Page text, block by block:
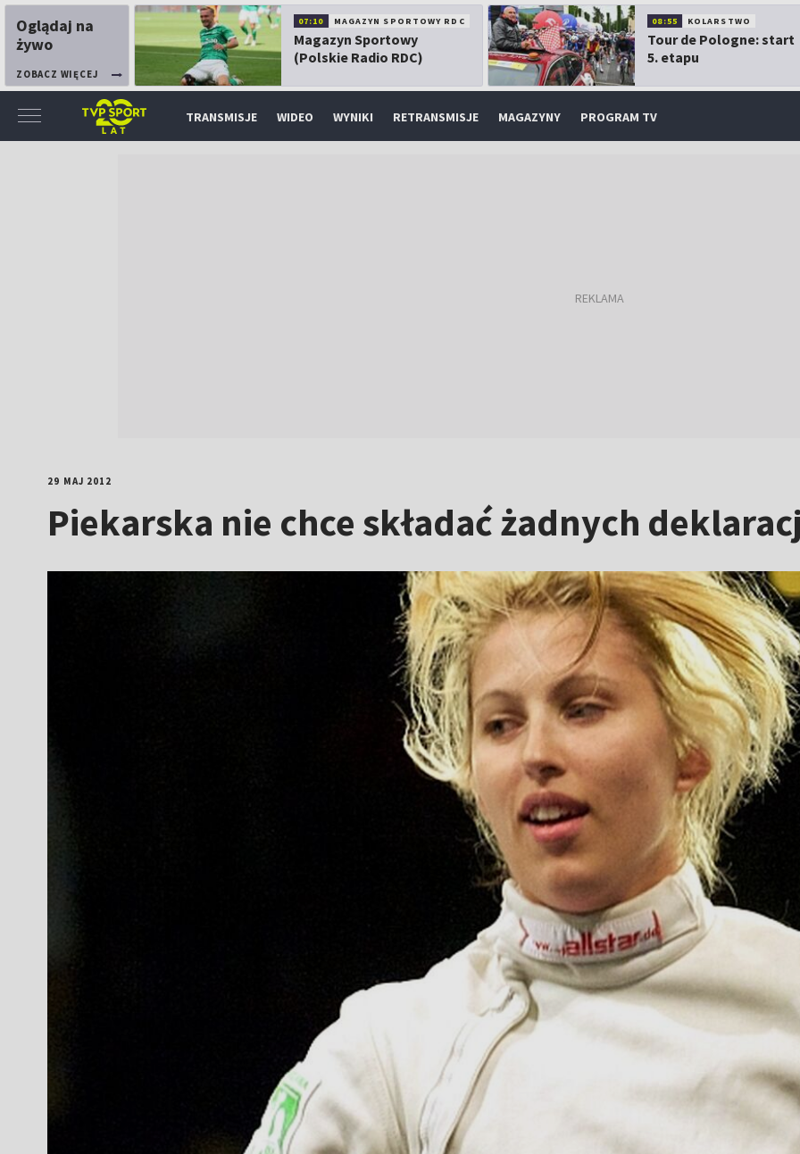
Oglądaj na
żywo
ZOBACZ WIĘCEJ
07:10 MAGAZYN SPORTOWY RDC
Magazyn Sportowy
(Polskie Radio RDC)
08:55 KOLARSTWO
Tour de Pologne: start
5. etapu
TRANSMISJE WIDEO WYNIKI RETRANSMISJE MAGAZYNY PROGRAM TV
29 MAJ 2012
Piekarska nie chce składać żadnych